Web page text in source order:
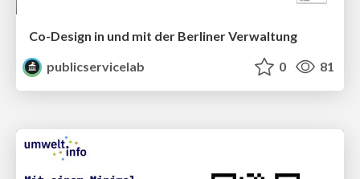
Co-Design in und mit der Berliner Verwaltung
publicservicelab
0 81